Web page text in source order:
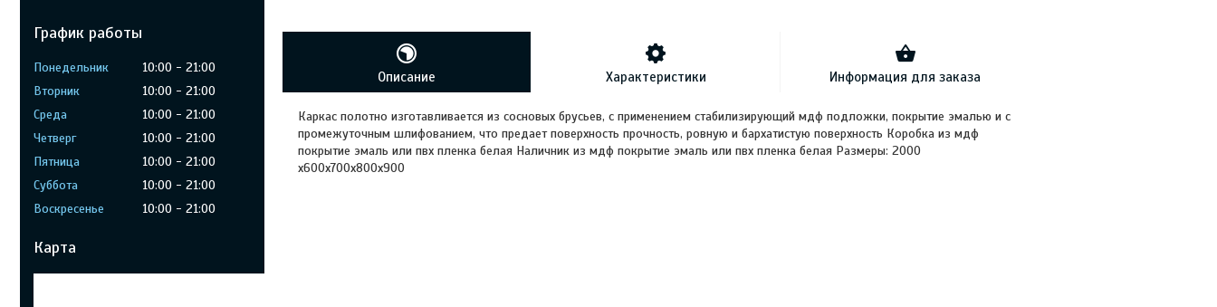
Описание Характеристики Информация для заказа
Каркас полотно изготавливается из сосновых брусьев, с применением стабилизирующий мдф подложки, покрытие эмалью и с
промежуточным шлифованием, что предает поверхность прочность, ровную и бархатистую поверхность Коробка из мдф
покрытие эмаль или пвх пленка белая Наличник из мдф покрытие эмаль или пвх пленка белая Размеры: 2000
х600х700х800х900
График работы
Понедельник 10:00
21:00
Вторник
10:00
21:00
Среда
10:00
21:00
Четверг
10:00
21:00
Пятница
10:00
21:00
Суббота
10:00
21:00
Воскресенье
10:00 21:00
Карта